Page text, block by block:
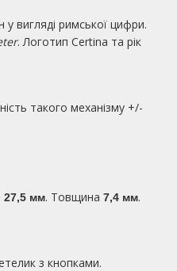
вигляді римської цифри.
. Логотип Certina та рік
такого механізму +/-
27,5 мм. Товщина 7,4 мм.
з кнопками.